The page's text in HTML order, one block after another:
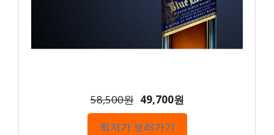
58,500원 49,700원
최저가 보러가기